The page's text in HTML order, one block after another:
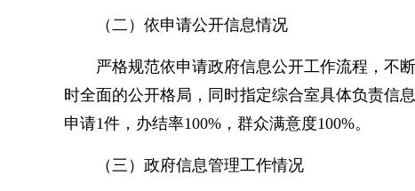
（二）依申请公开信息情况
严格规范依申请政府信息公开工作流程，不
时全面的公开格局，同时指定综合室具体负责信
申请1件，办结率100%，群众满意度100%。
（三）政府信息管理工作情况